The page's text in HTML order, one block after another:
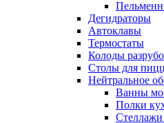
Дегидраторы
Автоклавы
Термостаты
Колоды
Столы для
Нейтральное
Ванны
Полки
Стеллажи